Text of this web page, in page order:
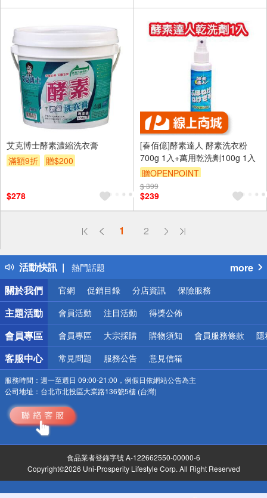
艾克博士酵素濃縮洗衣膏
滿額9折
贈$200
$278
[春佰億]酵素達人 酵素洗衣粉
700g 1入+萬用乾洗劑100g 1入
贈OPENPOINT
$ 399
$239
1 2
活動快訊
偏遠地區配送
得獎公告
熱門話題
銀行優惠
偏遠地區配送
詐騙網頁！請小心！
more
關於我們
官網 促銷目錄 分店資訊 保險服務
主題活動 會員活動 注目活動 得獎公佈
會員專區 會員專區 大宗採購 購物須知 會員服務條款 隱
客服中心 常見問題 服務公告 意見信箱
服務時間： 週一至週日 09:00-21:00，例假日依網站公告為主
公司地址： 台北市北投區大業路136號5樓 (台灣)
食品業者登錄字號 A-122662550-00000-6
Copyright©2026 Uni-Prosperity Lifestyle Corp. All Right Reserved